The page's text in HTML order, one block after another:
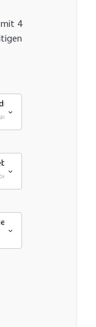
mit 4
Transfer und
- wetterfest, UV-
- Outdoor PVC Folie
oder